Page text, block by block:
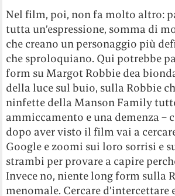
Nel film, poi, non fa molto altro:
tutta un’espressione, somma di
che creano un personaggio più
che sproloquiano. Qui potrebbe
form su Margot Robbie dea
della luce sul buio, sulla Robbie
ninfette della Manson Family
ammiccamento e una demenza –
dopo aver visto il film vai a
Google e zoomi sui loro sorrisi e
strambi per provare a capire
Invece no, niente long form sulla
menomale. Cercare d’intercettare